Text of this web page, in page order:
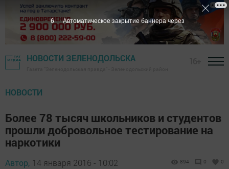
НОВОСТИ ЗЕЛЕНОДОЛЬСКА
НОВОСТИ
Более 78 тысяч школьников и студентов
прошли добровольное тестирование на
наркотики
Автор, 14 января 2016 - 10:02 894 0 0
5 Автоматическое закрытие баннера через